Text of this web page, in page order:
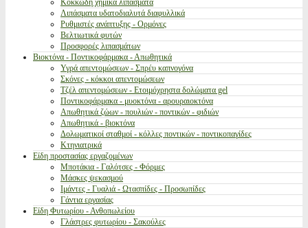
Κοκκώδη χημικά λιπάσματα
Λιπάσματα υδατοδιαλυτά διαφυλλικά
Ρυθμιστές ανάπτυξης - Ορμόνες
Βελτιωτικά φυτών
Προσφορές λιπασμάτων
Βιοκτόνα - Ποντικοφάρμακα - Απωθητικά
Υγρά απεντομώσεων - Σπρέυ καπνογόνα
Σκόνες - κόκκοι απεντομώσεων
Τζέλ απεντομώσεων - Ετοιμόχρηστα δολώματα gel
Ποντικοφάρμακα - μυοκτόνα - αρουραιοκτόνα
Απωθητικά ζώων - πουλιών - ποντικών - φιδιών
Απωθητικά - βιοκτόνα
Δολωματικοί σταθμοί - κόλλες ποντικών - ποντικοπαγίδες
Κτηνιατρικά
Είδη προστασίας εργαζομένων
Μποτάκια - Γαλότσες - Φόρμες
Μάσκες ψεκασμού
Ιμάντες - Γυαλιά - Ωτασπίδες - Προσωπίδες
Γάντια εργασίας
Είδη Φυτωρίου - Ανθοπωλείου
Γλάστρες φυτωρίου - Σακούλες